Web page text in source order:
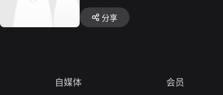
分享
自媒体 会员